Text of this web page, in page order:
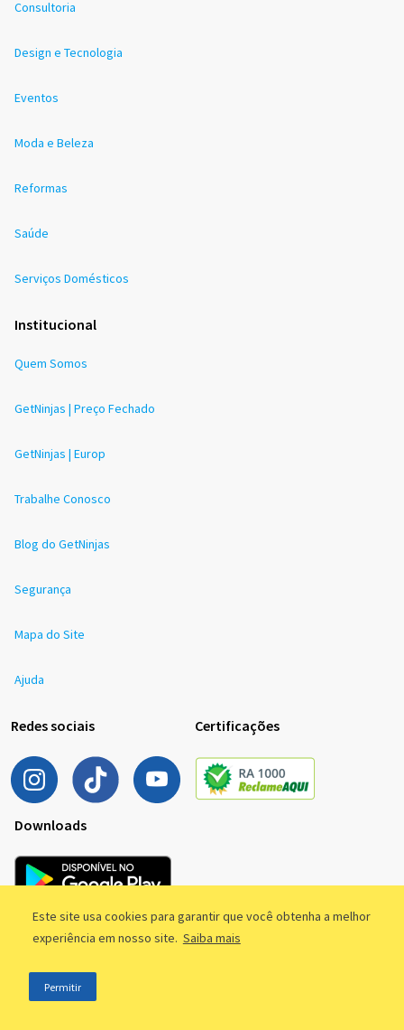
Este site usa cookies para garantir que você obtenha a melhor
experiência em nosso site. Saiba mais
Permitir
Consultoria
Design e Tecnologia
Eventos
Moda e Beleza
Reformas
Saúde
Serviços Domésticos
Institucional
Quem Somos
GetNinjas | Preço Fechado
GetNinjas | Europ
Trabalhe Conosco
Blog do GetNinjas
Segurança
Mapa do Site
Ajuda
Redes sociais Certificações
Downloads